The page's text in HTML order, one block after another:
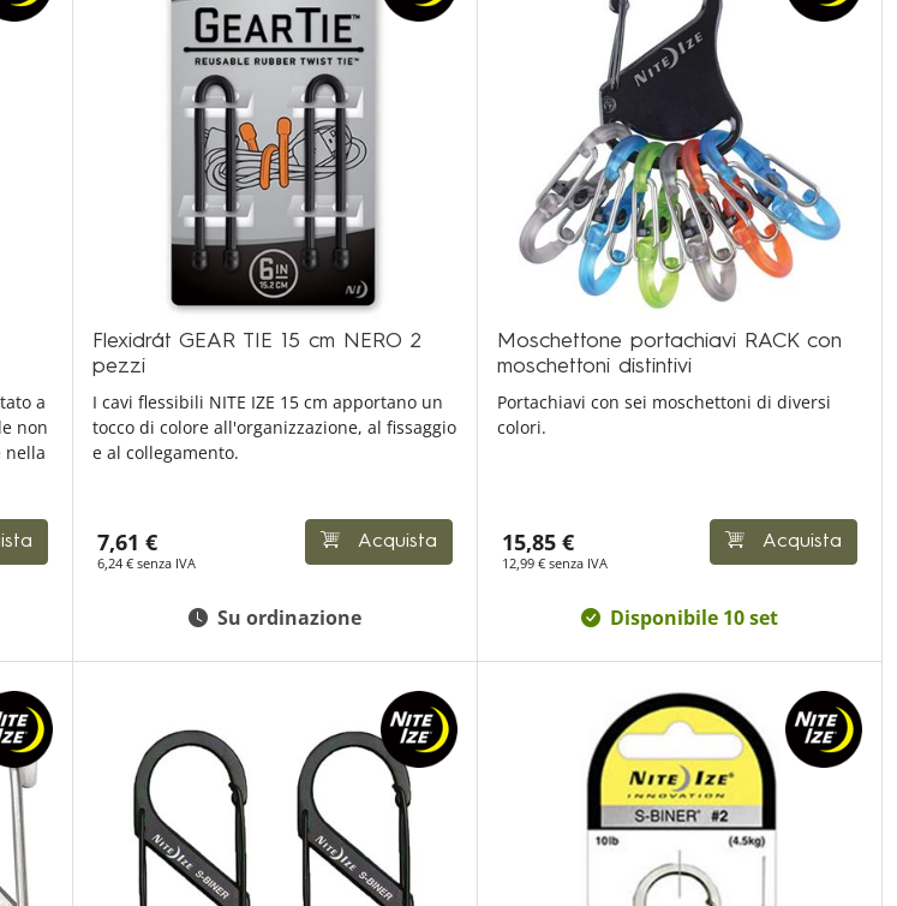
a
non
nella
Flexidrát GEAR TIE 15 cm NERO 2
pezzi
I cavi flessibili NITE IZE 15 cm apportano un
tocco di colore all'organizzazione, al fissaggio
e al collegamento.
7,61 €
6,24 € senza IVA
Acquista
Su ordinazione
Moschettone portachiavi RACK con
moschettoni distintivi
Portachiavi con sei moschettoni di diversi
colori.
15,85 €
12,99 € senza IVA
Acquista
Disponibile 10 set